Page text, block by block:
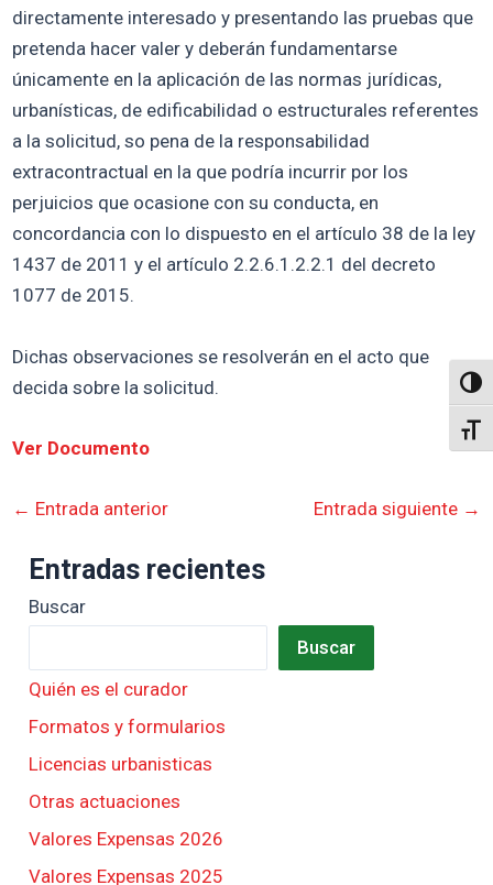
directamente interesado y presentando las pruebas que
pretenda hacer valer y deberán fundamentarse
únicamente en la aplicación de las normas jurídicas,
urbanísticas, de edificabilidad o estructurales referentes
a la solicitud, so pena de la responsabilidad
extracontractual en la que podría incurrir por los
perjuicios que ocasione con su conducta, en
concordancia con lo dispuesto en el artículo 38 de la ley
1437 de 2011 y el artículo 2.2.6.1.2.2.1 del decreto
1077 de 2015.
Dichas observaciones se resolverán en el acto que
decida sobre la solicitud.
Ver Documento
← Entrada anterior Entrada siguiente →
Entradas recientes
Buscar
Buscar
Quién es el curador
Formatos y formularios
Licencias urbanisticas
Otras actuaciones
Valores Expensas 2026
Valores Expensas 2025